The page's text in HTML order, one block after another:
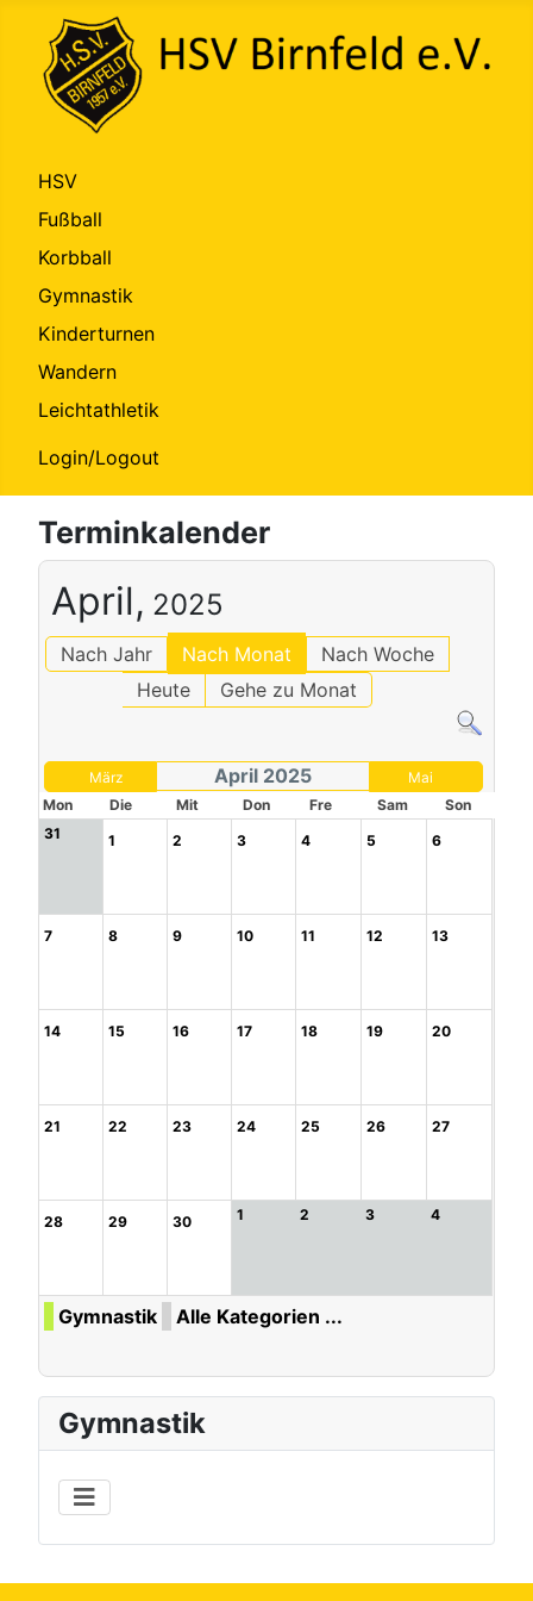
HSV
Fußball
Korbball
Gymnastik
Kinderturnen
Wandern
Leichtathletik
Login/Logout
Terminkalender
April, 2025
Nach Jahr Nach Monat
Nach Woche
Heute
Gehe zu Monat
März April 2025
Mai
Mon
Die Mit Don Fre Sam
Son
31
1 2 3 4 5 6
7 8 9 10 11 12 13
14 15 16 17 18 19 20
21 22 23 24 25 26 27
28 29 30 1 2 3 4
Gymnastik Alle Kategorien ...
Gymnastik